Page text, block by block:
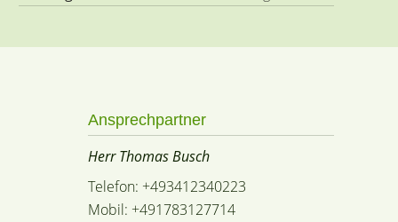
Ansprechpartner
Herr Thomas Busch
Telefon: +493412340223
Mobil: +491783127714